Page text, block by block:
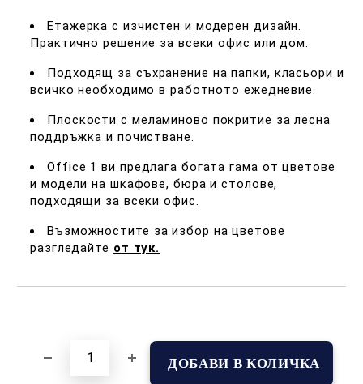
Етажерка с изчистен и модерен дизайн.
Практично решение за всеки офис или дом.
Подходящ за съхранение на папки, класьори и
всичко необходимо в работното ежедневие.
Плоскости с меламиново покритие за лесна
поддръжка и почистване.
Office 1 ви предлага богата гама от цветове
и модели на шкафове, бюра и столове,
подходящи за всеки офис.
Възможностите за избор на цветове
разгледайте от тук.